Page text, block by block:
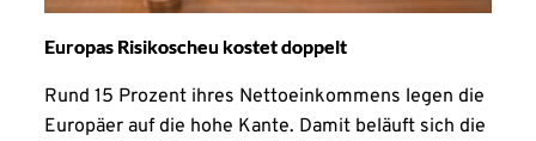
Europas Risikoscheu kostet doppelt
Rund 15 Prozent ihres Nettoeinkommens legen die
Europäer auf die hohe Kante. Damit beläuft sich die